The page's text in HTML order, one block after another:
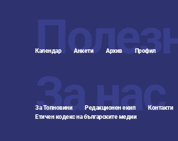
Календар Анкети Архив Профил
За нас
За Топновини Редакционен екип Контакти
Етичен кодекс на българските медии